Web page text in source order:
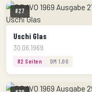
#27
Uschi Glas
30.06.1969
82 Seiten DM 1,00